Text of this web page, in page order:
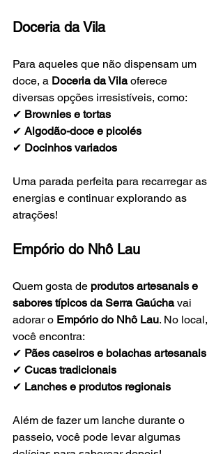
Doceria da Vila
Para aqueles que não dispensam um
doce, a Doceria da Vila oferece
diversas opções irresistíveis, como:
✔ Brownies e tortas
✔ Algodão-doce e picolés
✔ Docinhos variados
Uma parada perfeita para recarregar as
energias e continuar explorando as
atrações!
Empório do Nhô Lau
Quem gosta de produtos artesanais e
sabores típicos da Serra Gaúcha vai
adorar o Empório do Nhô Lau. No local,
você encontra:
✔ Pães caseiros e bolachas artesanais
✔ Cucas tradicionais
✔ Lanches e produtos regionais
Além de fazer um lanche durante o
passeio, você pode levar algumas